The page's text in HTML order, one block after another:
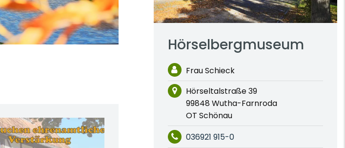
Hörselbergmuseum
Frau Schieck
Hörseltalstraße 39
99848 Wutha-Farnroda
OT Schönau
036921 915-0